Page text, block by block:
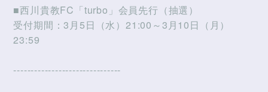
■西川貴教FC「turbo」会員先行（抽選）
受付期間：3月5日（水）21:00～3月10日（月）
23:59
-------------------------------